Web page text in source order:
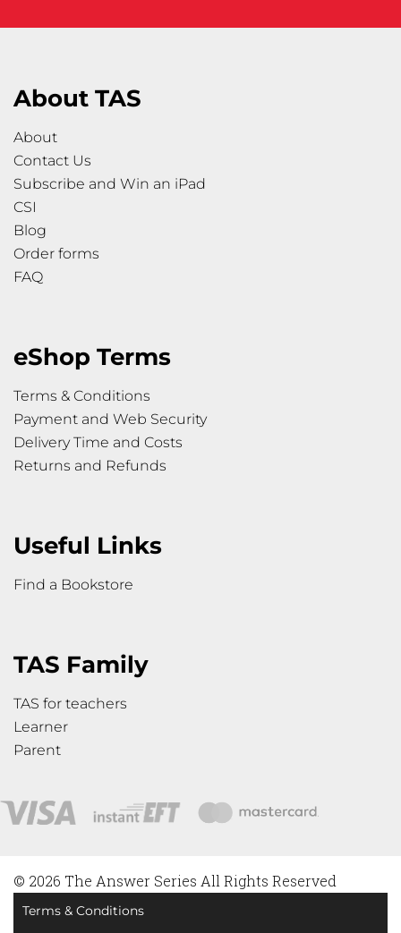
About TAS
About
Contact Us
Subscribe and Win an iPad
CSI
Blog
Order forms
FAQ
eShop Terms
Terms & Conditions
Payment and Web Security
Delivery Time and Costs
Returns and Refunds
Useful Links
Find a Bookstore
TAS Family
TAS for teachers
Learner
Parent
© 2026 The Answer Series All Rights Reserved
Terms & Conditions